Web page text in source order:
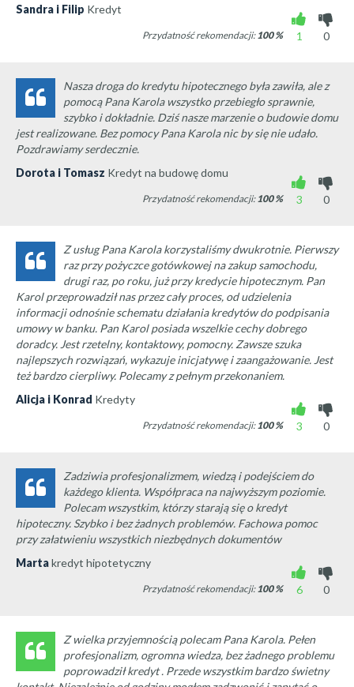
Sandra i Filip Kredyt
1
0
Przydatność rekomendacji:100%
Nasza droga do kredytu hipotecznego była zawiła, ale z
pomocą Pana Karola wszystko przebiegło sprawnie,
szybko i dokładnie. Dziś nasze marzenie o budowie domu
jest realizowane. Bez pomocy Pana Karola nic by się nie udało.
Pozdrawiamy serdecznie.
Dorota i Tomasz Kredyt na budowę domu
3
0
Przydatność rekomendacji:100%
Z usług Pana Karola korzystaliśmy dwukrotnie. Pierwszy
raz przy pożyczce gotówkowej na zakup samochodu,
drugi raz, po roku, już przy kredycie hipotecznym. Pan
Karol przeprowadził nas przez cały proces, od udzielenia
informacji odnośnie schematu działania kredytów do podpisania
umowy w banku. Pan Karol posiada wszelkie cechy dobrego
doradcy. Jest rzetelny, kontaktowy, pomocny. Zawsze szuka
najlepszych rozwiązań, wykazuje inicjatywę i zaangażowanie. Jest
też bardzo cierpliwy. Polecamy z pełnym przekonaniem.
Alicja i Konrad Kredyty
3
0
Przydatność rekomendacji:100%
Zadziwia profesjonalizmem, wiedzą i podejściem do
każdego klienta. Współpraca na najwyższym poziomie.
Polecam wszystkim, którzy starają się o kredyt
hipoteczny. Szybko i bez żadnych problemów. Fachowa pomoc
przy załatwieniu wszystkich niezbędnych dokumentów
Martakredyt hipotetyczny
6
0
Przydatność rekomendacji:100%
Z wielka przyjemnością polecam Pana Karola. Pełen
profesjonalizm, ogromna wiedza, bez żadnego problemu
poprowadził kredyt . Przede wszystkim bardzo świetny